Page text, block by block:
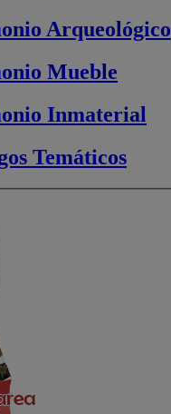
Arqueológico
Mueble
Inmaterial
Temáticos